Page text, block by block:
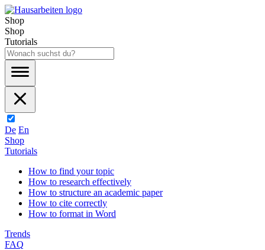
Shop
Shop
Tutorials
De En
Shop
Tutorials
How to find your topic
How to research effectively
How to structure an academic paper
How to cite correctly
How to format in Word
Trends
FAQ